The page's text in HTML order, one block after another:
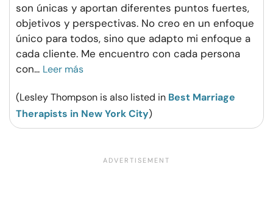
son únicas y aportan diferentes puntos fuertes,
objetivos y perspectivas. No creo en un enfoque
único para todos, sino que adapto mi enfoque a
cada cliente. Me encuentro con cada persona
con... Leer más
(Lesley Thompson is also listed in Best Marriage
Therapists in New York City)